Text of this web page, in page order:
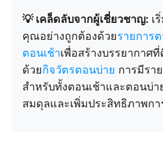
💡 เคล็ดลับจากผู้เชี่ยวชาญ: เ
คุณอย่างถูกต้องด้วยรายการ
ตอนเช้าเพื่อสร้างบรรยากาศ
ด้วยกิจวัตรตอนบ่าย การมีรา
สำหรับทั้งตอนเช้าและตอนบ่า
สมดุลและเพิ่มประสิทธิภาพก